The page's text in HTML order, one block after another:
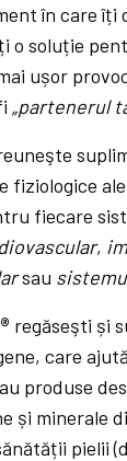
în care îți
o soluție
ușor
„partenerul
fiziologice
fiecare
,
sau
regăseşti și
care
produse
și minerale
pielii